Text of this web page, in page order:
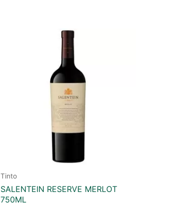
Tinto
SALENTEIN RESERVE MERLOT
750ML